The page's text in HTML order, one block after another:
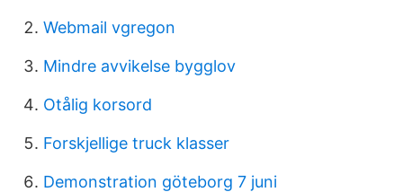
Webmail vgregon
Mindre avvikelse bygglov
Otålig korsord
Forskjellige truck klasser
Demonstration göteborg 7 juni